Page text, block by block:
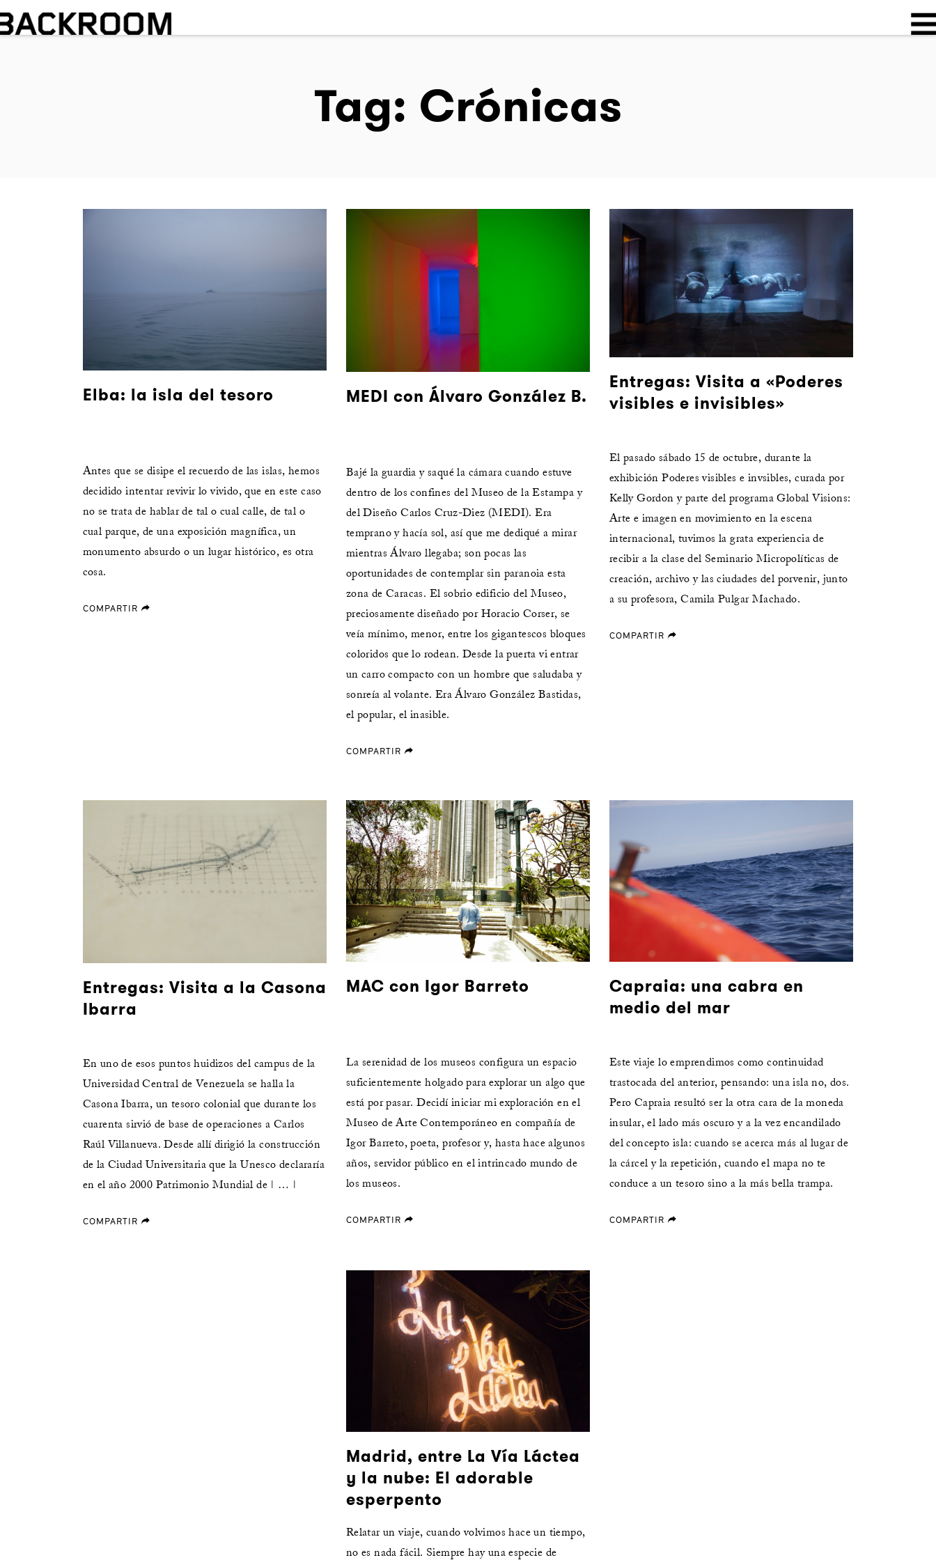
Tag: Crónicas
Elba: la isla del tesoro
Antes que se disipe el recuerdo de las islas, hemos
decidido intentar revivir lo vivido, que en este caso
no se trata de hablar de tal o cual calle, de tal o
cual parque, de una exposición magnífica, un
monumento absurdo o un lugar histórico, es otra
cosa.
COMPARTIR forward
MEDI con Álvaro González B.
Bajé la guardia y saqué la cámara cuando estuve
dentro de los confines del Museo de la Estampa y
del Diseño Carlos Cruz-Diez (MEDI). Era
temprano y hacía sol, así que me dediqué a mirar
mientras Álvaro llegaba; son pocas las
oportunidades de contemplar sin paranoia esta
zona de Caracas. El sobrio edificio del Museo,
preciosamente diseñado por Horacio Corser, se
veía mínimo, menor, entre los gigantescos bloques
coloridos que lo rodean. Desde la puerta vi entrar
un carro compacto con un hombre que saludaba y
sonreía al volante. Era Álvaro González Bastidas,
el popular, el inasible.
COMPARTIR forward
Entregas: Visita a «Poderes
visibles e invisibles»
El pasado sábado 15 de octubre, durante la
exhibición Poderes visibles e invsibles, curada por
Kelly Gordon y parte del programa Global Visions:
Arte e imagen en movimiento en la escena
internacional, tuvimos la grata experiencia de
recibir a la clase del Seminario Micropolíticas de
creación, archivo y las ciudades del porvenir, junto
a su profesora, Camila Pulgar Machado.
COMPARTIR forward
Entregas: Visita a la Casona
Ibarra
En uno de esos puntos huidizos del campus de la
Universidad Central de Venezuela se halla la
Casona Ibarra, un tesoro colonial que durante los
cuarenta sirvió de base de operaciones a Carlos
Raúl Villanueva. Desde allí dirigió la construcción
de la Ciudad Universitaria que la Unesco declararía
en el año 2000 Patrimonio Mundial de | … |
COMPARTIR forward
MAC con Igor Barreto
La serenidad de los museos configura un espacio
suficientemente holgado para explorar un algo que
está por pasar. Decidí iniciar mi exploración en el
Museo de Arte Contemporáneo en compañía de
Igor Barreto, poeta, profesor y, hasta hace algunos
años, servidor público en el intrincado mundo de
los museos.
COMPARTIR forward
Capraia: una cabra en
medio del mar
Este viaje lo emprendimos como continuidad
trastocada del anterior, pensando: una isla no, dos.
Pero Capraia resultó ser la otra cara de la moneda
insular, el lado más oscuro y a la vez encandilado
del concepto isla: cuando se acerca más al lugar de
la cárcel y la repetición, cuando el mapa no te
conduce a un tesoro sino a la más bella trampa.
COMPARTIR forward
Madrid, entre La Vía Láctea
y la nube: El adorable
esperpento
Relatar un viaje, cuando volvimos hace un tiempo,
no es nada fácil. Siempre hay una especie de